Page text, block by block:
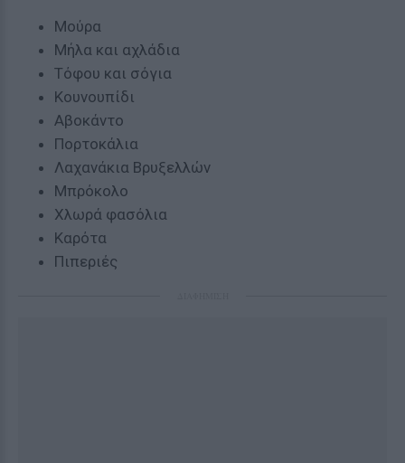
Μούρα
Μήλα και αχλάδια
Τόφου και σόγια
Κουνουπίδι
Αβοκάντο
Πορτοκάλια
Λαχανάκια Βρυξελλών
Μπρόκολο
Χλωρά φασόλια
Καρότα
Πιπεριές